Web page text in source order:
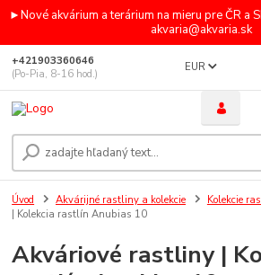
►Nové akvárium a terárium na mieru pre ČR a
akvaria@akvaria.sk
EUR
+421903360646
(Po-Pia, 8-16 hod.)
Úvod Akvárijné rastliny a kolekcie Kolekcie
| Kolekcia rastlín Anubias 10
Akváriové rastliny |